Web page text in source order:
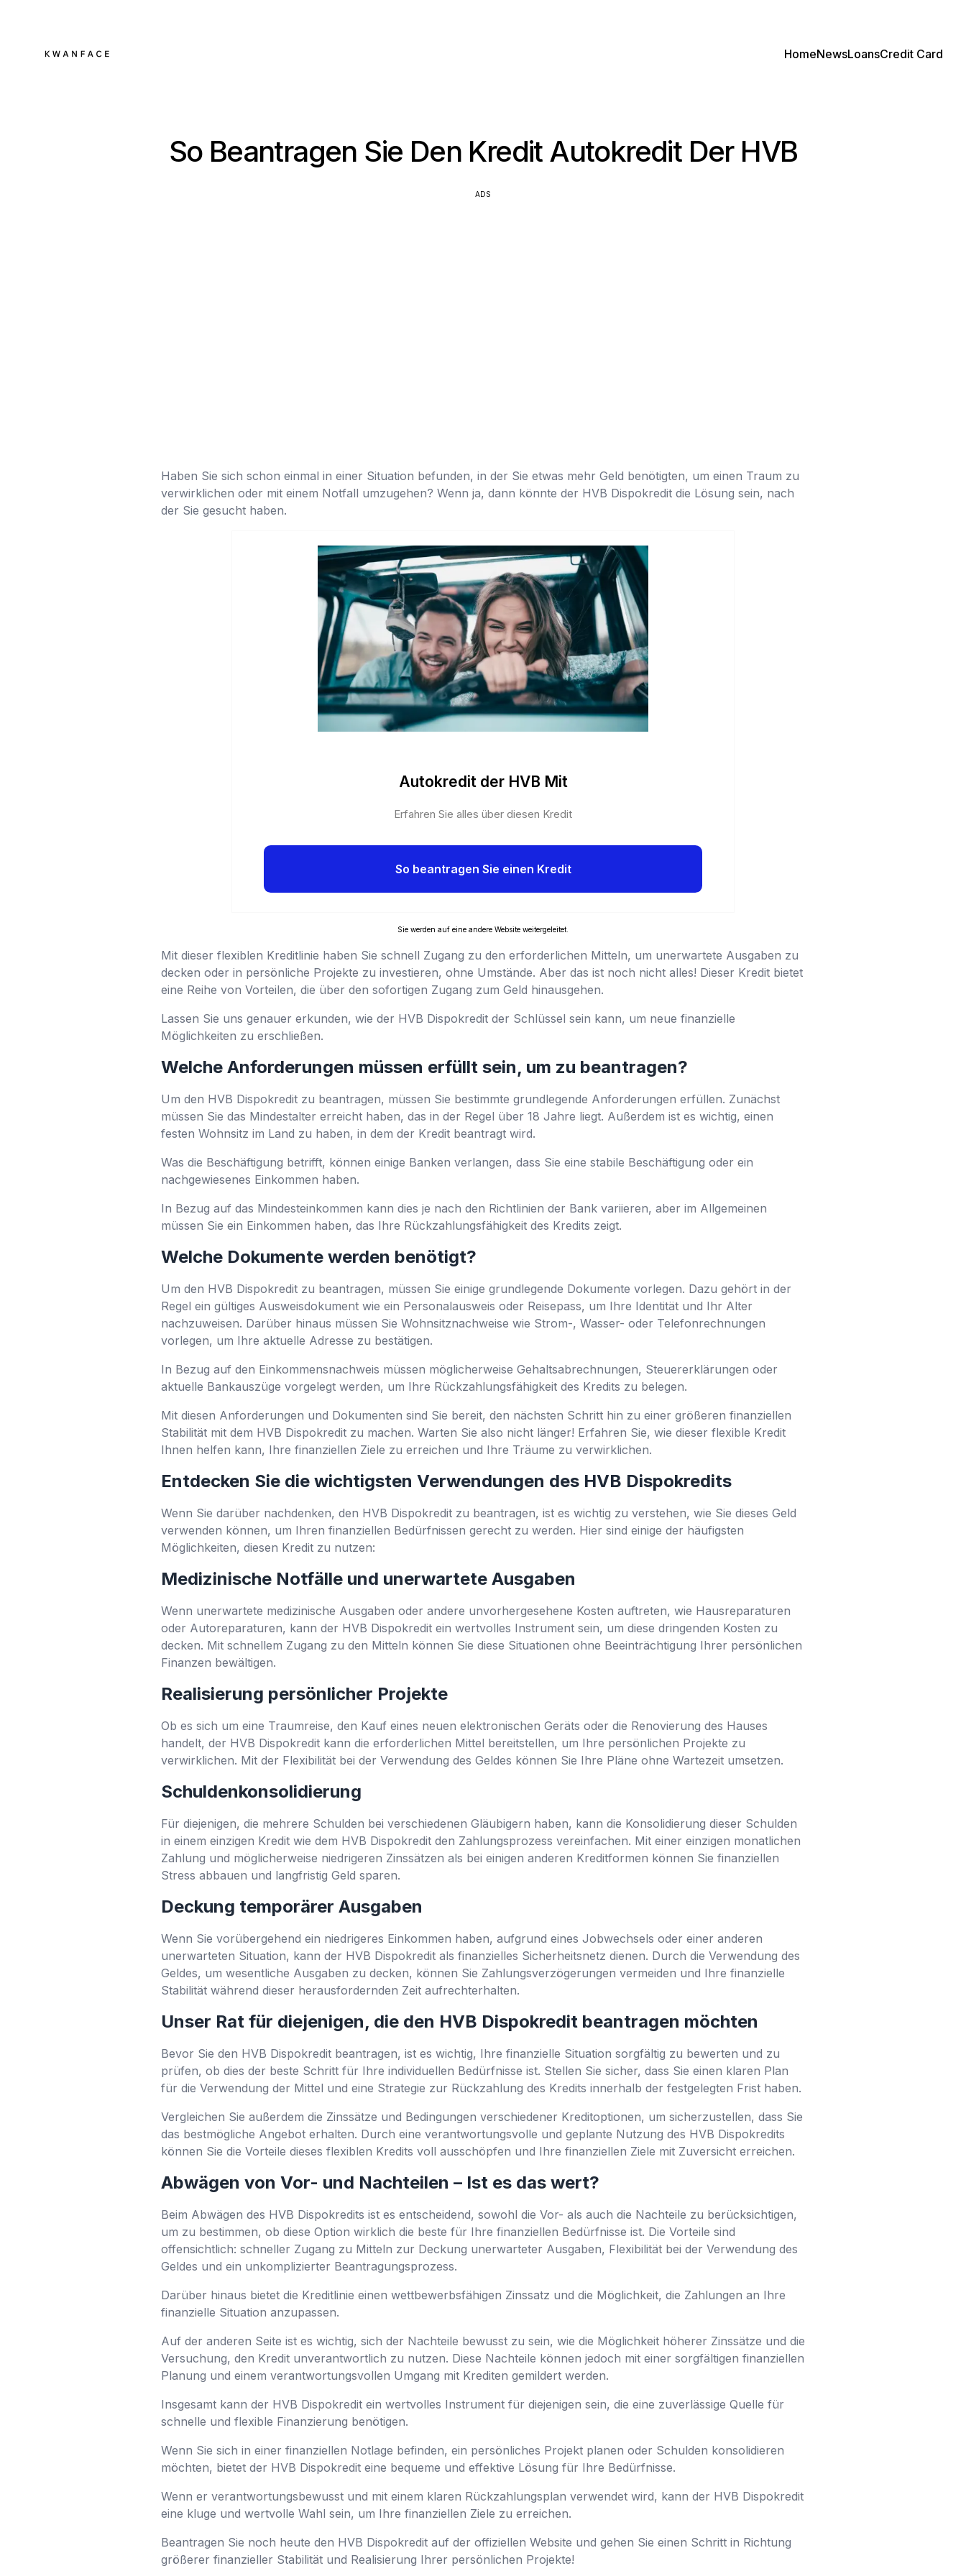
HomeNewsLoansCredit Card
So Beantragen Sie Den Kredit Autokredit Der HVB
ADS
Haben Sie sich schon einmal in einer Situation befunden, in der Sie etwas mehr Geld benötigten, um einen Traum zu
verwirklichen oder mit einem Notfall umzugehen? Wenn ja, dann könnte der HVB Dispokredit die Lösung sein, nach
der Sie gesucht haben.
Autokredit der HVB Mit
Erfahren Sie alles über diesen Kredit
So beantragen Sie einen Kredit
Sie werden auf eine andere Website weitergeleitet.
Mit dieser flexiblen Kreditlinie haben Sie schnell Zugang zu den erforderlichen Mitteln, um unerwartete Ausgaben zu
decken oder in persönliche Projekte zu investieren, ohne Umstände. Aber das ist noch nicht alles! Dieser Kredit bietet
eine Reihe von Vorteilen, die über den sofortigen Zugang zum Geld hinausgehen.
Lassen Sie uns genauer erkunden, wie der HVB Dispokredit der Schlüssel sein kann, um neue finanzielle
Möglichkeiten zu erschließen.
Welche Anforderungen müssen erfüllt sein, um zu beantragen?
Um den HVB Dispokredit zu beantragen, müssen Sie bestimmte grundlegende Anforderungen erfüllen. Zunächst
müssen Sie das Mindestalter erreicht haben, das in der Regel über 18 Jahre liegt. Außerdem ist es wichtig, einen
festen Wohnsitz im Land zu haben, in dem der Kredit beantragt wird.
Was die Beschäftigung betrifft, können einige Banken verlangen, dass Sie eine stabile Beschäftigung oder ein
nachgewiesenes Einkommen haben.
In Bezug auf das Mindesteinkommen kann dies je nach den Richtlinien der Bank variieren, aber im Allgemeinen
müssen Sie ein Einkommen haben, das Ihre Rückzahlungsfähigkeit des Kredits zeigt.
Welche Dokumente werden benötigt?
Um den HVB Dispokredit zu beantragen, müssen Sie einige grundlegende Dokumente vorlegen. Dazu gehört in der
Regel ein gültiges Ausweisdokument wie ein Personalausweis oder Reisepass, um Ihre Identität und Ihr Alter
nachzuweisen. Darüber hinaus müssen Sie Wohnsitznachweise wie Strom-, Wasser- oder Telefonrechnungen
vorlegen, um Ihre aktuelle Adresse zu bestätigen.
In Bezug auf den Einkommensnachweis müssen möglicherweise Gehaltsabrechnungen, Steuererklärungen oder
aktuelle Bankauszüge vorgelegt werden, um Ihre Rückzahlungsfähigkeit des Kredits zu belegen.
Mit diesen Anforderungen und Dokumenten sind Sie bereit, den nächsten Schritt hin zu einer größeren finanziellen
Stabilität mit dem HVB Dispokredit zu machen. Warten Sie also nicht länger! Erfahren Sie, wie dieser flexible Kredit
Ihnen helfen kann, Ihre finanziellen Ziele zu erreichen und Ihre Träume zu verwirklichen.
Entdecken Sie die wichtigsten Verwendungen des HVB Dispokredits
Wenn Sie darüber nachdenken, den HVB Dispokredit zu beantragen, ist es wichtig zu verstehen, wie Sie dieses Geld
verwenden können, um Ihren finanziellen Bedürfnissen gerecht zu werden. Hier sind einige der häufigsten
Möglichkeiten, diesen Kredit zu nutzen:
Medizinische Notfälle und unerwartete Ausgaben
Wenn unerwartete medizinische Ausgaben oder andere unvorhergesehene Kosten auftreten, wie Hausreparaturen
oder Autoreparaturen, kann der HVB Dispokredit ein wertvolles Instrument sein, um diese dringenden Kosten zu
decken. Mit schnellem Zugang zu den Mitteln können Sie diese Situationen ohne Beeinträchtigung Ihrer persönlichen
Finanzen bewältigen.
Realisierung persönlicher Projekte
Ob es sich um eine Traumreise, den Kauf eines neuen elektronischen Geräts oder die Renovierung des Hauses
handelt, der HVB Dispokredit kann die erforderlichen Mittel bereitstellen, um Ihre persönlichen Projekte zu
verwirklichen. Mit der Flexibilität bei der Verwendung des Geldes können Sie Ihre Pläne ohne Wartezeit umsetzen.
Schuldenkonsolidierung
Für diejenigen, die mehrere Schulden bei verschiedenen Gläubigern haben, kann die Konsolidierung dieser Schulden
in einem einzigen Kredit wie dem HVB Dispokredit den Zahlungsprozess vereinfachen. Mit einer einzigen monatlichen
Zahlung und möglicherweise niedrigeren Zinssätzen als bei einigen anderen Kreditformen können Sie finanziellen
Stress abbauen und langfristig Geld sparen.
Deckung temporärer Ausgaben
Wenn Sie vorübergehend ein niedrigeres Einkommen haben, aufgrund eines Jobwechsels oder einer anderen
unerwarteten Situation, kann der HVB Dispokredit als finanzielles Sicherheitsnetz dienen. Durch die Verwendung des
Geldes, um wesentliche Ausgaben zu decken, können Sie Zahlungsverzögerungen vermeiden und Ihre finanzielle
Stabilität während dieser herausfordernden Zeit aufrechterhalten.
Unser Rat für diejenigen, die den HVB Dispokredit beantragen möchten
Bevor Sie den HVB Dispokredit beantragen, ist es wichtig, Ihre finanzielle Situation sorgfältig zu bewerten und zu
prüfen, ob dies der beste Schritt für Ihre individuellen Bedürfnisse ist. Stellen Sie sicher, dass Sie einen klaren Plan
für die Verwendung der Mittel und eine Strategie zur Rückzahlung des Kredits innerhalb der festgelegten Frist haben.
Vergleichen Sie außerdem die Zinssätze und Bedingungen verschiedener Kreditoptionen, um sicherzustellen, dass Sie
das bestmögliche Angebot erhalten. Durch eine verantwortungsvolle und geplante Nutzung des HVB Dispokredits
können Sie die Vorteile dieses flexiblen Kredits voll ausschöpfen und Ihre finanziellen Ziele mit Zuversicht erreichen.
Abwägen von Vor- und Nachteilen – Ist es das wert?
Beim Abwägen des HVB Dispokredits ist es entscheidend, sowohl die Vor- als auch die Nachteile zu berücksichtigen,
um zu bestimmen, ob diese Option wirklich die beste für Ihre finanziellen Bedürfnisse ist. Die Vorteile sind
offensichtlich: schneller Zugang zu Mitteln zur Deckung unerwarteter Ausgaben, Flexibilität bei der Verwendung des
Geldes und ein unkomplizierter Beantragungsprozess.
Darüber hinaus bietet die Kreditlinie einen wettbewerbsfähigen Zinssatz und die Möglichkeit, die Zahlungen an Ihre
finanzielle Situation anzupassen.
Auf der anderen Seite ist es wichtig, sich der Nachteile bewusst zu sein, wie die Möglichkeit höherer Zinssätze und die
Versuchung, den Kredit unverantwortlich zu nutzen. Diese Nachteile können jedoch mit einer sorgfältigen finanziellen
Planung und einem verantwortungsvollen Umgang mit Krediten gemildert werden.
Insgesamt kann der HVB Dispokredit ein wertvolles Instrument für diejenigen sein, die eine zuverlässige Quelle für
schnelle und flexible Finanzierung benötigen.
Wenn Sie sich in einer finanziellen Notlage befinden, ein persönliches Projekt planen oder Schulden konsolidieren
möchten, bietet der HVB Dispokredit eine bequeme und effektive Lösung für Ihre Bedürfnisse.
Wenn er verantwortungsbewusst und mit einem klaren Rückzahlungsplan verwendet wird, kann der HVB Dispokredit
eine kluge und wertvolle Wahl sein, um Ihre finanziellen Ziele zu erreichen.
Beantragen Sie noch heute den HVB Dispokredit auf der offiziellen Website und gehen Sie einen Schritt in Richtung
größerer finanzieller Stabilität und Realisierung Ihrer persönlichen Projekte!